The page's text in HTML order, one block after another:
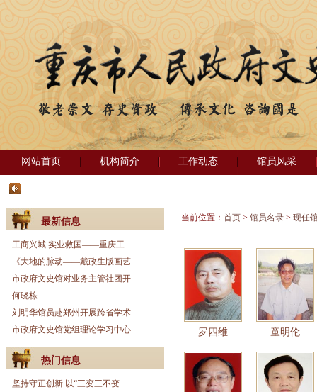
网站首页 机构简介 工作动态 馆员风采
最新信息
工商兴城 实业救国——重庆工
《大地的脉动——戴政生版画艺
市政府文史馆对业务主管社团开
何晓栋
刘明华馆员赴郑州开展跨省学术
市政府文史馆党组理论学习中心
热门信息
坚持守正创新 以“三变三不变
当前位置： 首页 > 馆员名录 > 现任
罗四维 童明伦